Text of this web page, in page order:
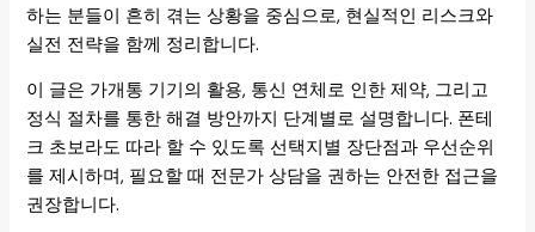
하는 분들이 흔히 겪는 상황을 중심으로, 현실적인 리스크와
실전 전략을 함께 정리합니다.
이 글은 가개통 기기의 활용, 통신 연체로 인한 제약, 그리고
정식 절차를 통한 해결 방안까지 단계별로 설명합니다. 폰테
크 초보라도 따라 할 수 있도록 선택지별 장단점과 우선순위
를 제시하며, 필요할 때 전문가 상담을 권하는 안전한 접근을
권장합니다.